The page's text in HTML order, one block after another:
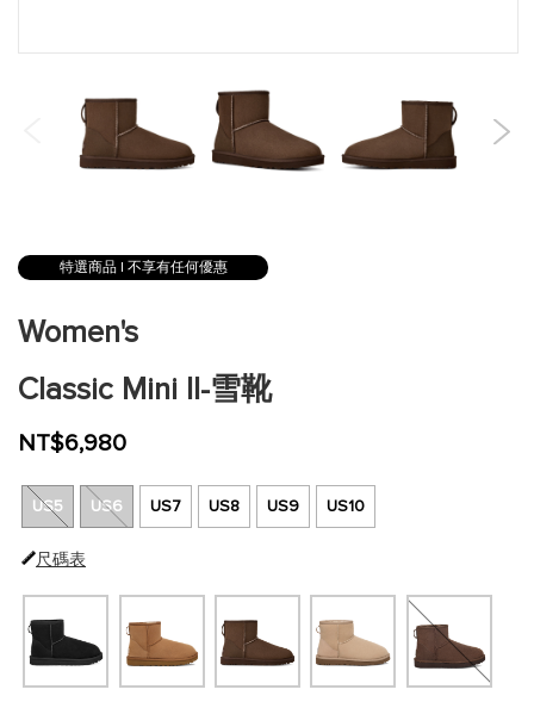
特選商品 | 不享有任何優惠
到
庫
開
Women's
Classic Mini II-雪靴
NT$6,980
US5 US6 US7 US8 US9 US10
尺碼表